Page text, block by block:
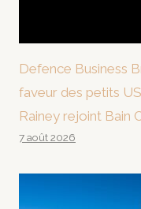
Defence Business
faveur des petits
Rainey rejoint Bain
7 août 2026